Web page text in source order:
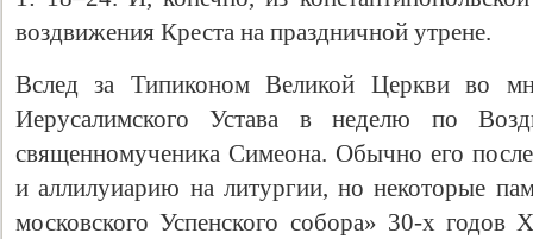
воздвижения Креста на праздничной утрене.
Вслед за Типиконом Великой Церкви во
Иерусалимского Устава в неделю по
священномученика Симеона. Обычно его
и аллилуиарию на литургии, но некоторые
московского Успенского собора» 30-х годов